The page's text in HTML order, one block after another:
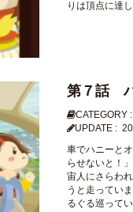
りは頂点に達
第７話
CATEGORY :
UPDATE :
車でハニーと
らせないと！
宙人にさらわ
うと走ってい
るぐる巡って